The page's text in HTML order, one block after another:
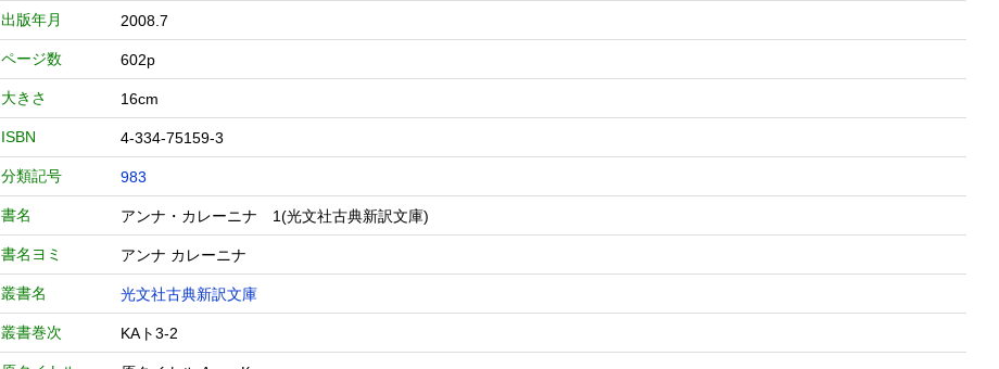
出版年月 2008.7
ページ数 602p
大きさ 16cm
ISBN 4-334-75159-3
分類記号 983
書名 アンナ・カレーニナ 1(光文社古典新訳文庫)
書名ヨミ アンナ カレーニナ
叢書名 光文社古典新訳文庫
叢書巻次 KAト3-2